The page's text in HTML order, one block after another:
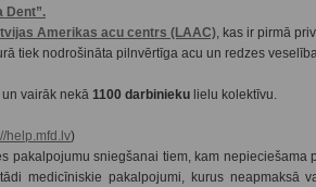
Dent”.
Amerikas acu centrs (LAAC), kas ir pirmā
tiek nodrošināta pilnvērtīga acu un redzes
vairāk nekā 1100 darbinieku lielu kolektīvu.
help.mfd.lv)
pakalpojumu sniegšanai tiem, kam nepieciešama
medicīniskie pakalpojumi, kurus neapmaksā